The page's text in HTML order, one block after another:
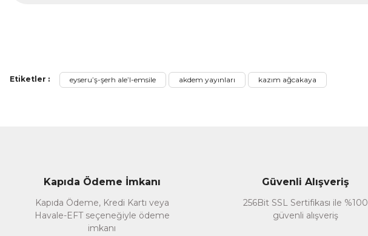
Bu ürüne benzer farklı alternatifler olmalı.
Akdem Yayınları
Etiketler : eyseru’ş-şerh ale’l-emsile akdem yayınları kazım ağcakaya
Kapıda Ödeme İmkanı
Kapıda Ödeme, Kredi Kartı veya
Havale-EFT seçeneğiyle ödeme
imkanı
Güvenli Alışveriş
256Bit SSL Sertifikası ile %100
güvenli alışveriş